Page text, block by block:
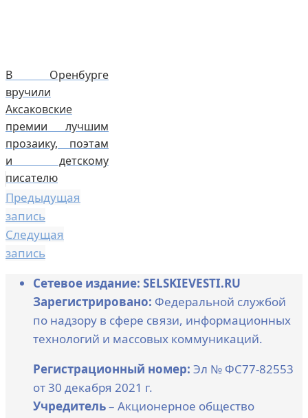
В Оренбурге
вручили
Аксаковские
премии лучшим
прозаику, поэтам
и детскому
писателю
Предыдущая
запись
Следущая
запись
Сетевое издание: SELSKIEVESTI.RU
Зарегистрировано: Федеральной службой
по надзору в сфере связи, информационных
технологий и массовых коммуникаций.
Регистрационный номер: Эл № ФС77-82553
от 30 декабря 2021 г.
Учредитель– Акционерное общество